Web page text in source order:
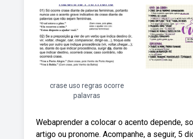
crase uso regras ocorre
palavras
Webaprender a colocar o acento depende,
artigo ou pronome. Acompanhe, a seguir, 5